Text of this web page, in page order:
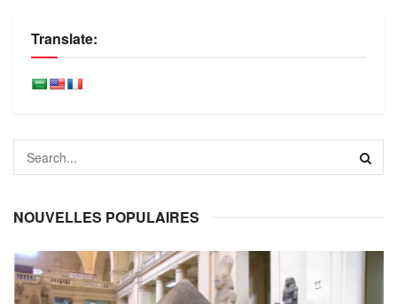
Translate:
NOUVELLES POPULAIRES